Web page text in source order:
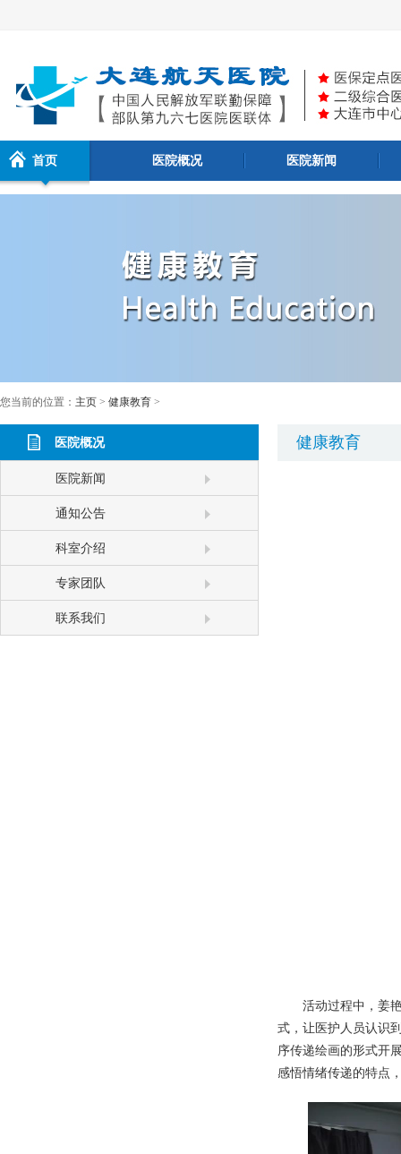
首页 医院概况 医院新闻
您当前的位置： 主页 > 健康教育 >
医院概况
医院新闻
通知公告
科室介绍
专家团队
联系我们
健康教育
活动过程中，姜艳
式，让医护人员认识
序传递绘画的形式开
感悟情绪传递的特点